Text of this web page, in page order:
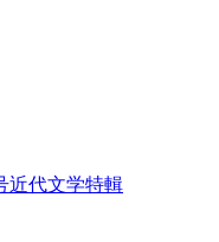
近代文学特輯